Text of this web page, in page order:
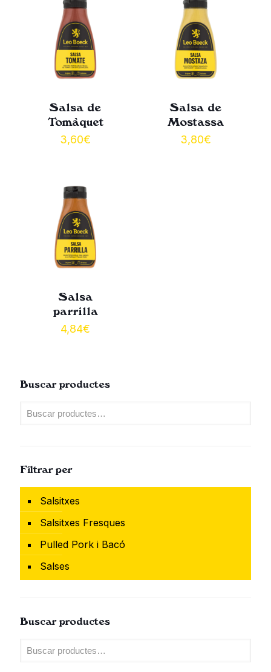
Salsa de
Tomàquet
3,60€
Salsa de
Mostassa
3,80€
Salsa
parrilla
4,84€
Buscar productes
Filtrar per
Salsitxes
Salsitxes Fresques
Pulled Pork i Bacó
Salses
Buscar productes